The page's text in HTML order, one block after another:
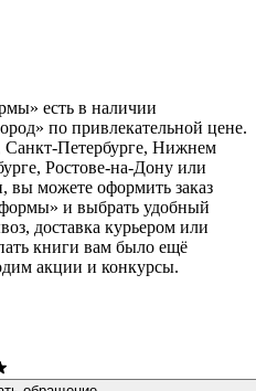
есть в наличии
по привлекательной цене.
Санкт-Петербурге, Нижнем
Ростове-на-Дону или
вы можете оформить заказ
и выбрать удобный
доставка курьером или
книги вам было ещё
акции и конкурсы.